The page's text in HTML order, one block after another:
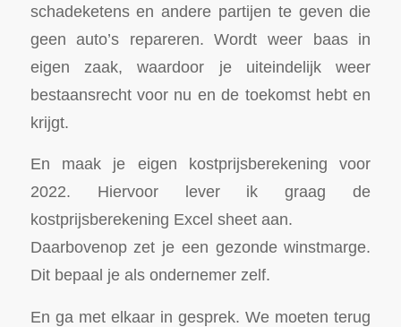
schadeketens en andere partijen te geven die
geen auto’s repareren. Wordt weer baas in
eigen zaak, waardoor je uiteindelijk weer
bestaansrecht voor nu en de toekomst hebt en
krijgt.
En maak je eigen kostprijsberekening voor
2022. Hiervoor lever ik graag de
kostprijsberekening Excel sheet aan.
Daarbovenop zet je een gezonde winstmarge.
Dit bepaal je als ondernemer zelf.
En ga met elkaar in gesprek. We moeten terug